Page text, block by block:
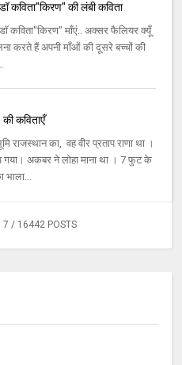
कविता"किरण" की लंबी कविता
कविता"किरण" माँएं.. अक्सर फैलियर क्यूँ
करते हैं अपनी माँओं की दूसरे बच्चों की
की कविताएँ
राजस्थान का, वह वीर प्रताप राणा था ।
अकबर ने लोहा माना था । 7 फुट के
भाला...
7 / 16442 POSTS